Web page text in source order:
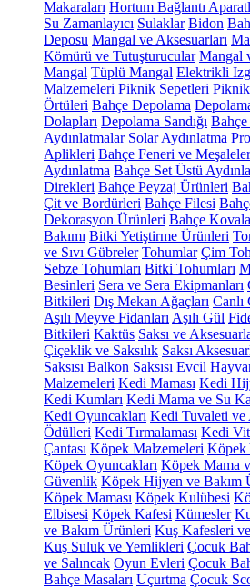
Makaraları Hortum Bağlantı
Su Zamanlayıcı Sulaklar Bidon
Deposu Mangal ve Aksesuarları
Kömürü ve Tutuşturucular Mangal
Mangal Tüplü Mangal Elektrikli
Malzemeleri Piknik Sepetleri
Örtüleri Bahçe Depolama
Dolapları Depolama Sandığı Bahçe
Aydınlatmalar Solar Aydınlatma
Aplikleri Bahçe Feneri ve Meşaleler
Aydınlatma Bahçe Set Üstü
Direkleri Bahçe Peyzaj Ürünleri
Çit ve Bordürleri Bahçe Filesi
Dekorasyon Ürünleri Bahçe
Bakımı Bitki Yetiştirme Ürünleri
ve Sıvı Gübreler Tohumlar Çim
Sebze Tohumları Bitki Tohumları
Besinleri Sera ve Sera Ekipmanları
Bitkileri Dış Mekan Ağaçları Canlı
Aşılı Meyve Fidanları Aşılı Gül
Bitkileri Kaktüs Saksı ve
Çiçeklik ve Saksılık Saksı
Saksısı Balkon Saksısı Evcil
Malzemeleri Kedi Maması Kedi
Kedi Kumları Kedi Mama ve Su
Kedi Oyuncakları Kedi Tuvaleti ve
Ödülleri Kedi Tırmalaması Kedi
Çantası Köpek Malzemeleri Köpek
Köpek Oyuncakları Köpek Mama
Güvenlik Köpek Hijyen ve Bakım
Köpek Maması Köpek Kulübesi
Elbisesi Köpek Kafesi Kümesler
ve Bakım Ürünleri Kuş Kafesleri
Kuş Suluk ve Yemlikleri Çocuk
ve Salıncak Oyun Evleri Çocuk
Bahçe Masaları Uçurtma Çocuk